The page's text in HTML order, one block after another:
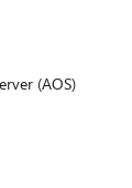
(AOS)